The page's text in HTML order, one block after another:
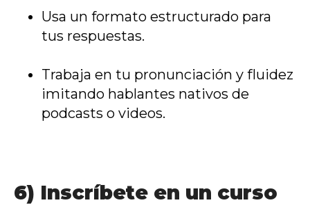
Usa un formato estructurado para
tus respuestas.
Trabaja en tu pronunciación y fluidez
imitando hablantes nativos de
podcasts o videos.
6) Inscríbete en un curso